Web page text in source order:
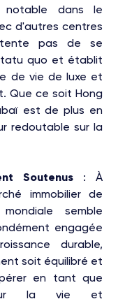
notable dans le
d'autres centres
pas de se
quo et établit
de vie de luxe et
Que ce soit Hong
est de plus en
redoutable sur la
Soutenus : À
immobilier de
semble
engagée
durable,
soit équilibré et
en tant que
la vie et